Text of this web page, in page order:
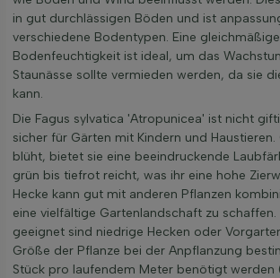
in gut durchlässigen Böden und ist
verschiedene Bodentypen. Eine gleichmäßige
Bodenfeuchtigkeit ist ideal, um das
Staunässe sollte vermieden werden, da sie
kann.
Die Fagus sylvatica 'Atropunicea' ist nicht
sicher für Gärten mit Kindern und
blüht, bietet sie eine beeindruckende
grün bis tiefrot reicht, was ihr eine hohe
Hecke kann gut mit anderen Pflanzen
eine vielfältige Gartenlandschaft zu schaffen.
geeignet sind niedrige Hecken oder
Größe der Pflanze bei der Anpflanzung
Stück pro laufendem Meter benötigt werden